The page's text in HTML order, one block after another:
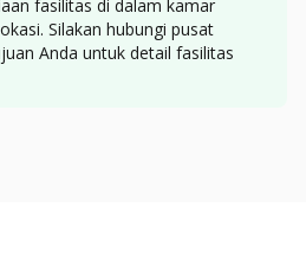
fasilitas di dalam kamar
Silakan hubungi pusat
Anda untuk detail fasilitas